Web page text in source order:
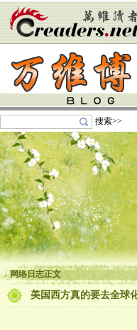
搜索>>
网络日志正文
美国西方真的要去全球